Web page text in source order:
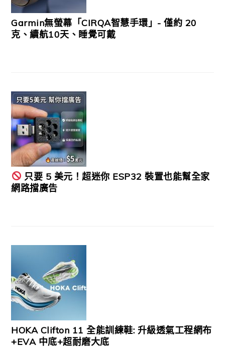
Garmin無螢幕「CIRQA智慧手環」- 僅約 20
克、續航10天、睡覺可戴
只要 5 美元！超迷你 ESP32 裝置也能幫全家
網路擋廣告
HOKA Clifton 11 全能訓練鞋: 升級透氣工程網布
+EVA 中底+超耐磨大底